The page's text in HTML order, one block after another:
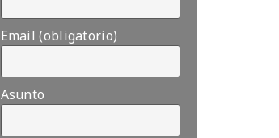
Email (obligatorio)
Asunto